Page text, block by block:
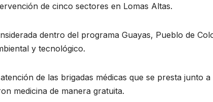
de cinco sectores en Lomas Altas.
dentro del programa Guayas, Pueblo de
y tecnológico.
de las brigadas médicas que se presta junto
medicina de manera gratuita.